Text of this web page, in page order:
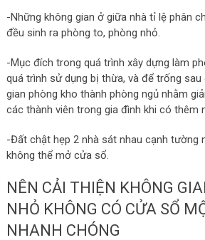
-Những không gian ở giữa nhà tỉ lệ phân
đều sinh ra phòng to, phòng nhỏ.
-Mục đích trong quá trình xây dựng làm
quá trình sử dụng bị thừa, và để trống
gian phòng kho thành phòng ngủ nhằm
các thành viên trong gia đình khi có thêm
-Đất chật hẹp 2 nhà sát nhau cạnh tường
không thể mở cửa sổ.
NÊN CẢI THIỆN KHÔNG
NHỎ KHÔNG CÓ CỬA SỔ
NHANH CHÓNG